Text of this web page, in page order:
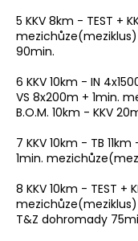
5 KKV 8km - TEST +
mezichůze(meziklus)
90min.
6 KKV 10km - IN
VS 8x200m + 1min.
B.O.M. 10km - KKV
7 KKV 10km - TB
1min.
8 KKV 10km - TEST +
mezichůze(meziklus)
T&Z dohromady